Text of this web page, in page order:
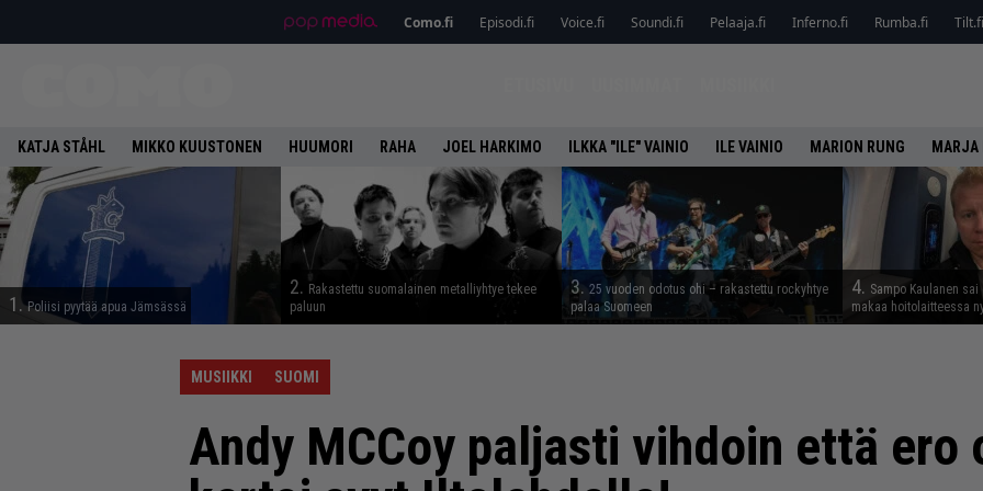
Como.fi Episodi.fi Voice.fi Soundi.fi Pelaaja.fi Inferno.fi Rumba.fi Tilt.fi
KATJA STÅHL MIKKO KUUSTONEN HUUMORI RAHA JOEL HARKIMO ILKKA "ILE" VAINIO ILE VAINIO MARION RUNG
1.Poliisi pyytää apua Jämsässä
2. Rakastettu suomalainen metalliyhtye tekee
paluun
3. 25 vuoden odotus ohi – rakastettu rockyhtye
palaa Suomeen
4. Sampo Kaulanen
makaa hoitolaitteessa
MUSIIKKI SUOMI
Andy MCCoy paljasti vihdoin että ero